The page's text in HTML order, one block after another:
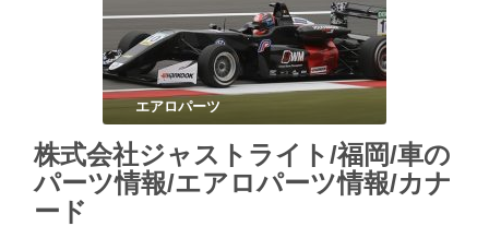
エアロパーツ
株式会社ジャストライト/福岡/車の
パーツ情報/エアロパーツ情報/カナ
ード